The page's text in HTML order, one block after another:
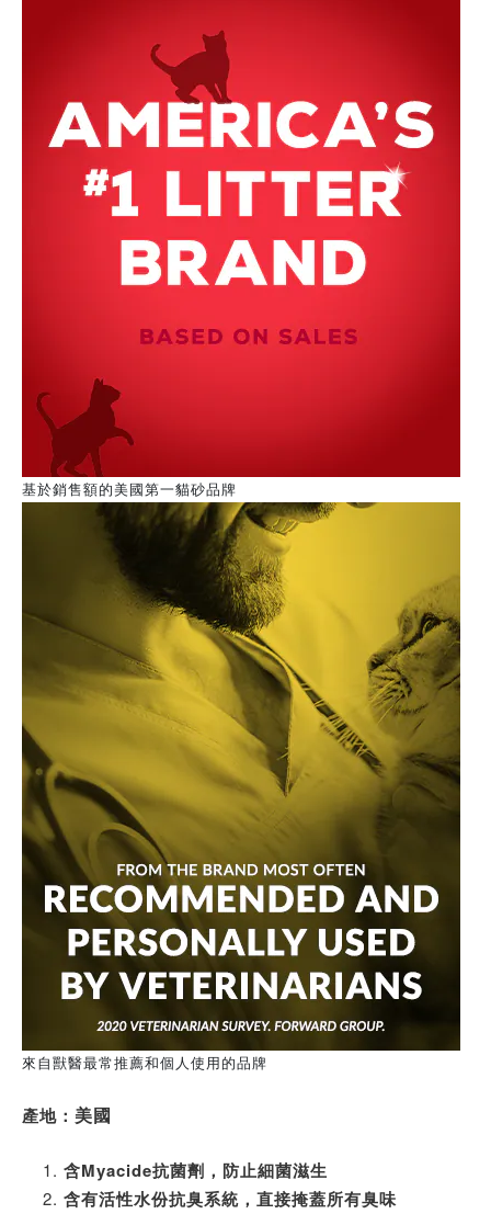
基於銷售額的美國第一貓砂品牌
來自獸醫最常推薦和個人使用的品牌
產地： 美國
含Myacide抗菌劑，防止細菌滋生
含有活性水份抗臭系統，直接掩蓋所有臭味